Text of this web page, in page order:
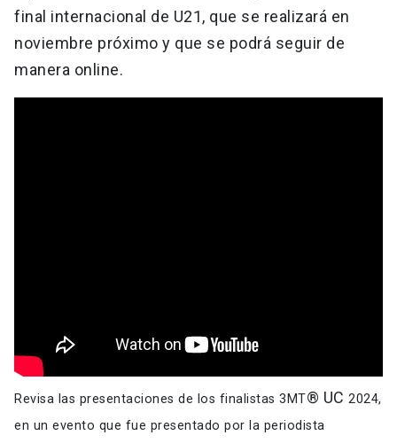
final internacional de U21, que se realizará en
noviembre próximo y que se podrá seguir de
manera online.
Revisa las presentaciones de los finalistas 3MT® UC 2024,
en un evento que fue presentado por la periodista